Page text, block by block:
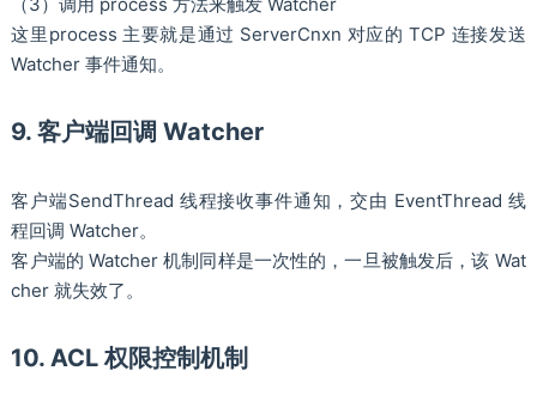
这里process 主要就是通过 ServerCnxn 对应的 TCP 连接发送
Watcher 事件通知。
9. 客户端回调 Watcher
客户端SendThread 线程接收事件通知，交由 EventThread 线
程回调 Watcher。
客户端的 Watcher 机制同样是一次性的，一旦被触发后，该 Wat
cher 就失效了。
10. ACL 权限控制机制